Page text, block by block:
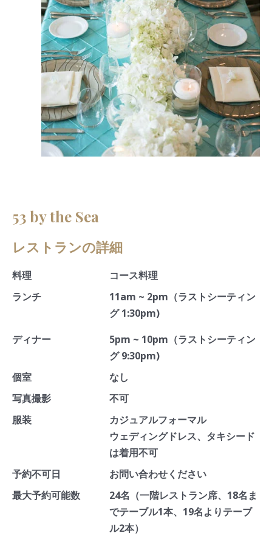
53 by the Sea
レストランの詳細
料理
コース料理
ランチ
11am ~ 2pm（ラストシーティン
グ 1:30pm)
ディナー
5pm ~ 10pm（ラストシーティン
グ 9:30pm)
個室
なし
写真撮影
不可
服装
カジュアルフォーマル
ウェディングドレス、タキシード
は着用不可
予約不可日
お問い合わせください
最大予約可能数
24名（一階レストラン席、18名ま
でテーブル1本、19名よりテーブ
ル2本）